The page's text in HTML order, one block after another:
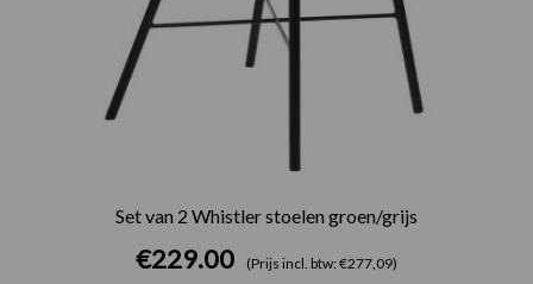
Set van 2 Whistler stoelen groen/grijs
€229.00 (Prijs incl. btw: €277,09)